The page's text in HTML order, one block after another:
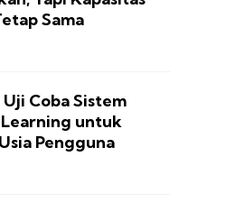
Sama
Coba Sistem
untuk
Pengguna